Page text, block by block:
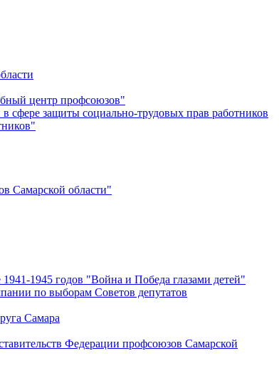
центр профсоюзов"
сфере защиты социально-трудовых прав работников
Самарской области"
1945 годов "Война и Победа глазами детей"
по выборам Советов депутатов
Самара
Федерации профсоюзов Самарской